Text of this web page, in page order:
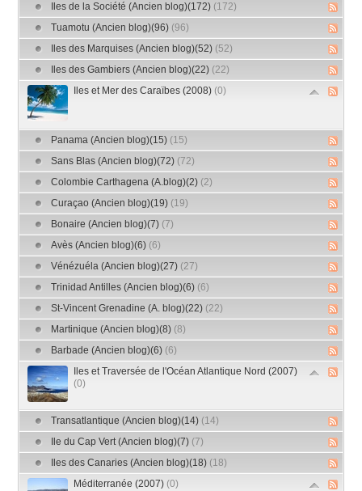
Iles de la Société (Ancien blog)(172) (172)
Tuamotu (Ancien blog)(96) (96)
Iles des Marquises (Ancien blog)(52) (52)
Iles des Gambiers (Ancien blog)(22) (22)
Iles et Mer des Caraïbes (2008) (0)
Panama (Ancien blog)(15) (15)
Sans Blas (Ancien blog)(72) (72)
Colombie Carthagena (A.blog)(2) (2)
Curaçao (Ancien blog)(19) (19)
Bonaire (Ancien blog)(7) (7)
Avès (Ancien blog)(6) (6)
Vénézuéla (Ancien blog)(27) (27)
Trinidad Antilles (Ancien blog)(6) (6)
St-Vincent Grenadine (A. blog)(22) (22)
Martinique (Ancien blog)(8) (8)
Barbade (Ancien blog)(6) (6)
Iles et Traversée de l'Océan Atlantique Nord (2007)
(0)
Transatlantique (Ancien blog)(14) (14)
Ile du Cap Vert (Ancien blog)(7) (7)
Iles des Canaries (Ancien blog)(18) (18)
Méditerranée (2007) (0)